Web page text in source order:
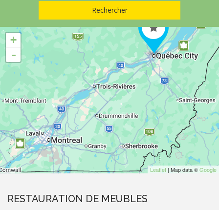
Rechercher
+
-
Leaflet | Map data ©Google
RESTAURATION DE MEUBLES